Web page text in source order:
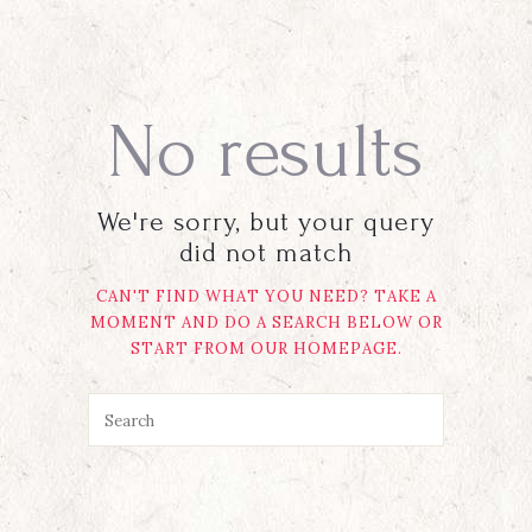
No results
We're sorry, but your query
did not match
CAN'T FIND WHAT YOU NEED? TAKE A
MOMENT AND DO A SEARCH BELOW OR
START FROM OUR HOMEPAGE.